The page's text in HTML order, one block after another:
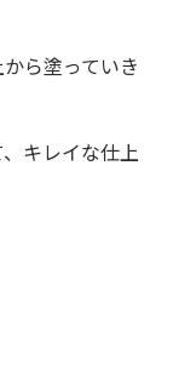
ら塗っていき
キレイな仕上